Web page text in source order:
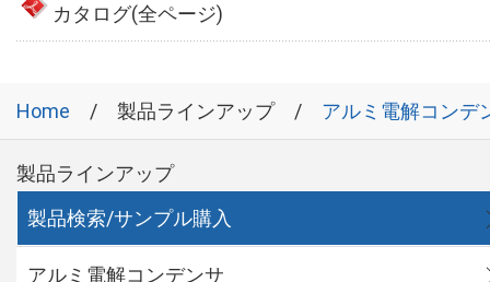
カタログ(全ページ)
Home 製品ラインアップ アルミ電解コンデ
製品ラインアップ
製品検索/サンプル購入
アルミ電解コンデンサ